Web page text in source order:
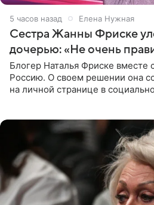
5 часов назад Елена Нужная
Сестра Жанны Фриске
дочерью: «Не очень
Блогер Наталья Фриске вместе
Россию. О своем решении она
на личной странице в